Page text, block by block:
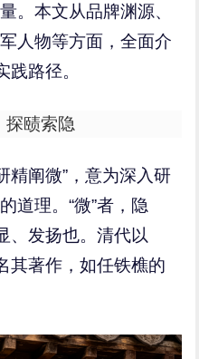
。本文从品牌渊源、
人物等方面，全面介
践路径。
探赜索隐
精阐微”，意为深入研
道理。“微”者，隐
、发扬也。清代以
其著作，如任铁樵的